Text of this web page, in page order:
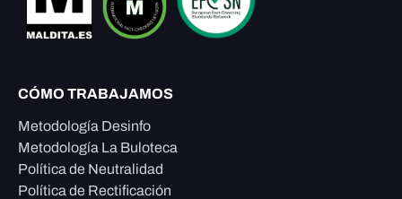
CÓMO TRABAJAMOS
Metodología Desinfo
Metodología La Buloteca
Política de Neutralidad
Política de Rectificación